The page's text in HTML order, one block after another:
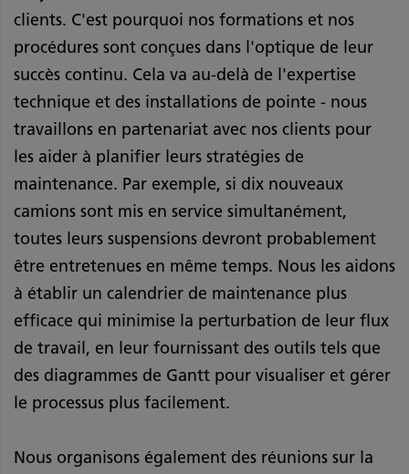
clients. C'est pourquoi nos formations et nos
procédures sont conçues dans l'optique de leur
succès continu. Cela va au-delà de l'expertise
technique et des installations de pointe - nous
travaillons en partenariat avec nos clients pour
les aider à planifier leurs stratégies de
maintenance. Par exemple, si dix nouveaux
camions sont mis en service simultanément,
toutes leurs suspensions devront probablement
être entretenues en même temps. Nous les aidons
à établir un calendrier de maintenance plus
efficace qui minimise la perturbation de leur flux
de travail, en leur fournissant des outils tels que
des diagrammes de Gantt pour visualiser et gérer
le processus plus facilement.
Nous organisons également des réunions sur la